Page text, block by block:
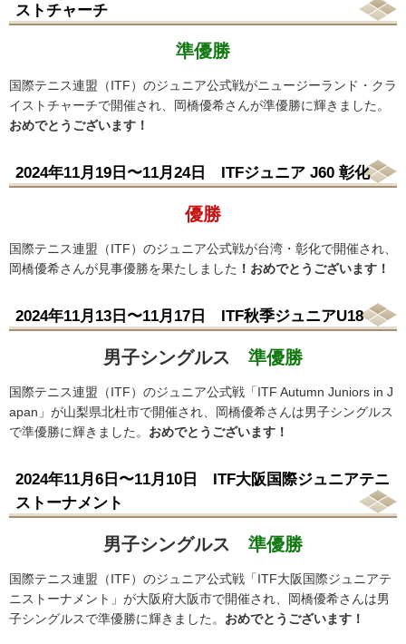
ストチャーチ
準優勝
国際テニス連盟（ITF）のジュニア公式戦がニュージーランド・クラ
イストチャーチで開催され、岡橋優希さんが準優勝に輝きました。
おめでとうございます！
2024年11月19日〜11月24日 ITFジュニア J60 彰化
優勝
国際テニス連盟（ITF）のジュニア公式戦が台湾・彰化で開催され、
岡橋優希さんが見事優勝を果たしました ！おめでとうございます！
2024年11月13日〜11月17日 ITF秋季ジュニアU18
男子シングルス 準優勝
国際テニス連盟（ITF）のジュニア公式戦「ITF Autumn Juniors in J
apan」が山梨県北杜市で開催され、岡橋優希さんは男子シングルス
で準優勝に輝きました。 おめでとうございます！
2024年11月6日〜11月10日 ITF大阪国際ジュニアテニ
ストーナメント
男子シングルス 準優勝
国際テニス連盟（ITF）のジュニア公式戦「ITF大阪国際ジュニアテ
ニストーナメント」が大阪府大阪市で開催され、岡橋優希さんは男
子シングルスで準優勝に輝きました。 おめでとうございます！